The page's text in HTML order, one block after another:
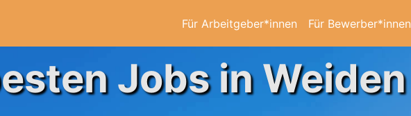
Für Arbeitgeber*innen Für Bewerber*innen
Jobs in Weiden